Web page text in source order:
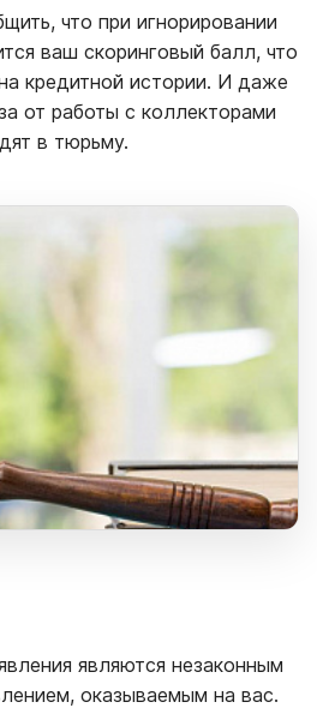
что при игнорировании
ваш скоринговый балл, что
кредитной истории. И даже
от работы с коллекторами
в тюрьму.
являются незаконным
оказываемым на вас.